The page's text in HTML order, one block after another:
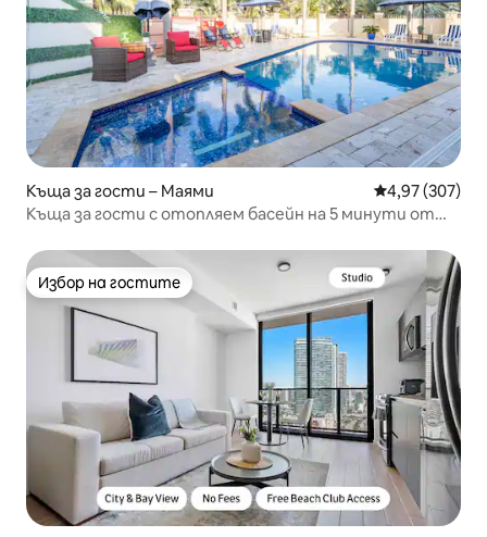
Къща за гости – Маями Средна
4,97 (307)
Къща за гости с отопляем басейн на 5 минути от
Избор на гостите
Избор на гостите